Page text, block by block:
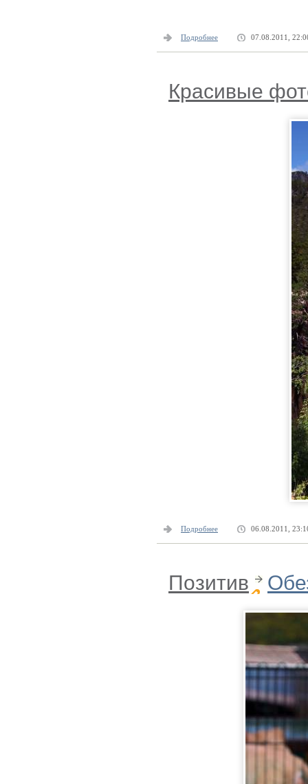
Подробнее 07.08.2011,
Красивые
Подробнее 06.08.2011,
Позитив